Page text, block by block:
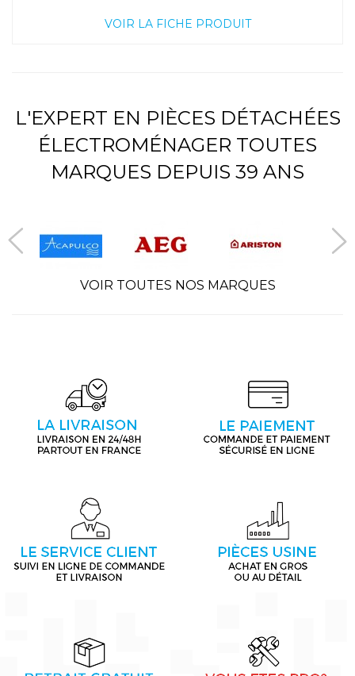
VOIR LA FICHE PRODUIT
L'EXPERT EN PIÈCES DÉTACHÉES
ÉLECTROMÉNAGER TOUTES
MARQUES DEPUIS 39 ANS
VOIR TOUTES NOS MARQUES